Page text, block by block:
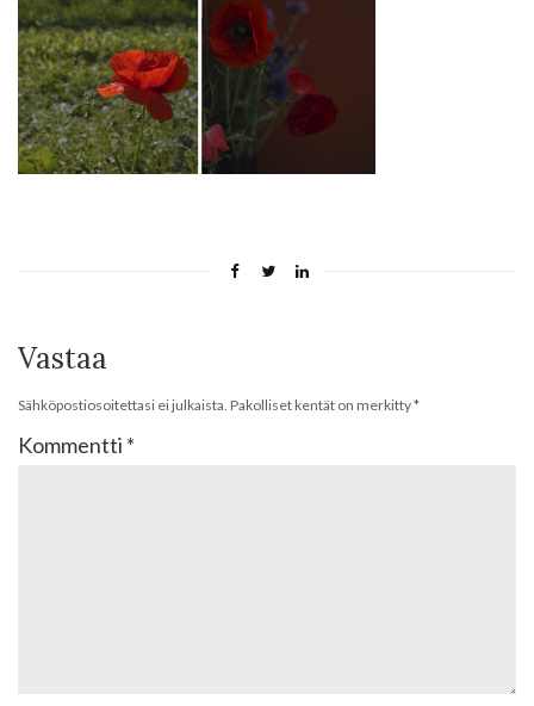
Vastaa
Sähköpostiosoitettasi ei julkaista. Pakolliset kentät on merkitty*
Kommentti *